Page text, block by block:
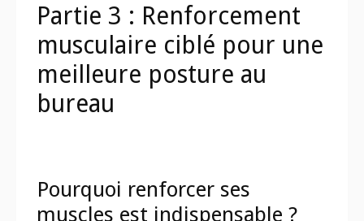
Partie 3 : Renforcement
musculaire ciblé pour une
meilleure posture au
bureau
Pourquoi renforcer ses
muscles est indispensable ?